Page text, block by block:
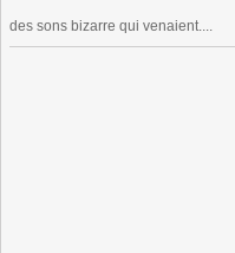
des sons bizarre qui venaient....